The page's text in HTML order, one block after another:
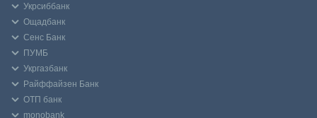
Укрсиббанк
Ощадбанк
Сенс Банк
ПУМБ
Укргазбанк
Райффайзен Банк
ОТП банк
monobank